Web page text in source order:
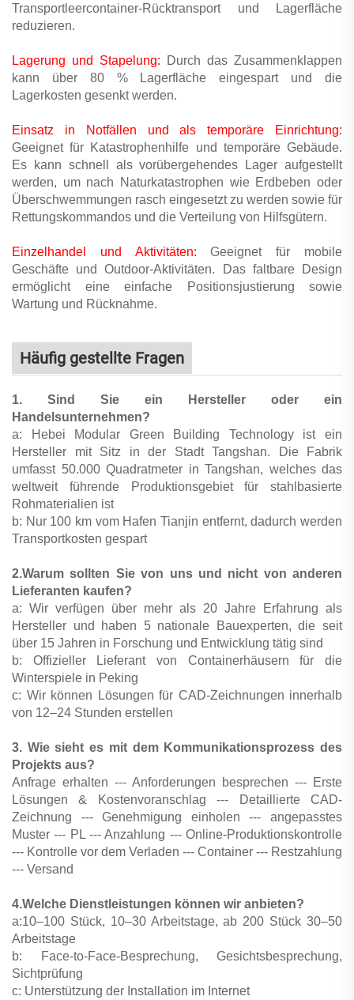
Transportleercontainer-Rücktransport und Lagerfläche
reduzieren.
Lagerung und Stapelung:
Durch das Zusammenklappen
kann über 80 % Lagerfläche eingespart und die
Lagerkosten gesenkt werden.
Einsatz in Notfällen und als temporäre Einrichtung:
Geeignet für Katastrophenhilfe und temporäre Gebäude.
Es kann schnell als vorübergehendes Lager aufgestellt
werden, um nach Naturkatastrophen wie Erdbeben oder
Überschwemmungen rasch eingesetzt zu werden sowie für
Rettungskommandos und die Verteilung von Hilfsgütern.
Einzelhandel und Aktivitäten:Geeignet für mobile
Geschäfte und Outdoor-Aktivitäten. Das faltbare Design
ermöglicht eine einfache Positionsjustierung sowie
Wartung und Rücknahme.
Häufig gestellte Fragen
1. Sind Sie ein Hersteller oder ein
Handelsunternehmen?
a: Hebei Modular Green Building Technology ist ein
Hersteller mit Sitz in der Stadt Tangshan. Die Fabrik
umfasst 50.000 Quadratmeter in Tangshan, welches das
weltweit führende Produktionsgebiet für stahlbasierte
Rohmaterialien ist
b: Nur 100 km vom Hafen Tianjin entfernt, dadurch werden
Transportkosten gespart
2.Warum sollten Sie von uns und nicht von anderen
Lieferanten kaufen?
a: Wir verfügen über mehr als 20 Jahre Erfahrung als
Hersteller und haben 5 nationale Bauexperten, die seit
über 15 Jahren in Forschung und Entwicklung tätig sind
b: Offizieller Lieferant von Containerhäusern für die
Winterspiele in Peking
c: Wir können Lösungen für CAD-Zeichnungen innerhalb
von 12–24 Stunden erstellen
3. Wie sieht es mit dem Kommunikationsprozess des
Projekts aus?
Anfrage erhalten --- Anforderungen besprechen --- Erste
Lösungen & Kostenvoranschlag --- Detaillierte CAD-
Zeichnung --- Genehmigung einholen --- angepasstes
Muster --- PL --- Anzahlung --- Online-Produktionskontrolle
--- Kontrolle vor dem Verladen --- Container --- Restzahlung
--- Versand
4.Welche Dienstleistungen können wir anbieten?
a:10–100 Stück, 10–30 Arbeitstage, ab 200 Stück 30–50
Arbeitstage
b: Face-to-Face-Besprechung, Gesichtsbesprechung,
Sichtprüfung
c: Unterstützung der Installation im Internet